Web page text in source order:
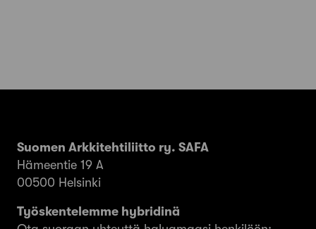
Suomen Arkkitehtiliitto ry. SAFA
Hämeentie 19 A
00500 Helsinki
Työskentelemme hybridinä